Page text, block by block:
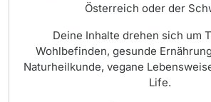
Österreich oder der
Deine Inhalte drehen sich um
Wohlbefinden, gesunde
Naturheilkunde, vegane
Life.